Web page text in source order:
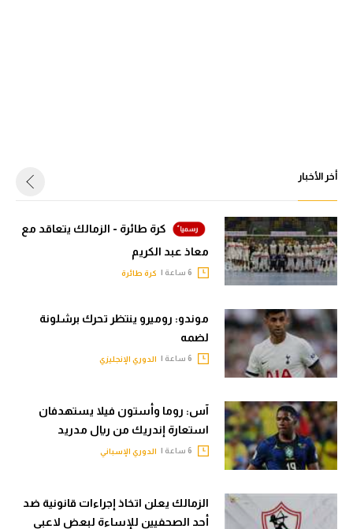
أخر الأخبار
كرة طائرة - الزمالك يتعاقد مع
معاذ عبد الكريم
كرة طائرة
موندو: روميرو ينتظر تحرك برشلونة
لضمه
الدوري الإنجليزي
آس: روما وأستون فيلا يستهدفان
استعارة إندريك من ريال مدريد
الدوري الإسباني
الزمالك يعلن اتخاذ إجراءات قانونية ضد
أحد الصحفيين للإساءة لبعض لاعبي